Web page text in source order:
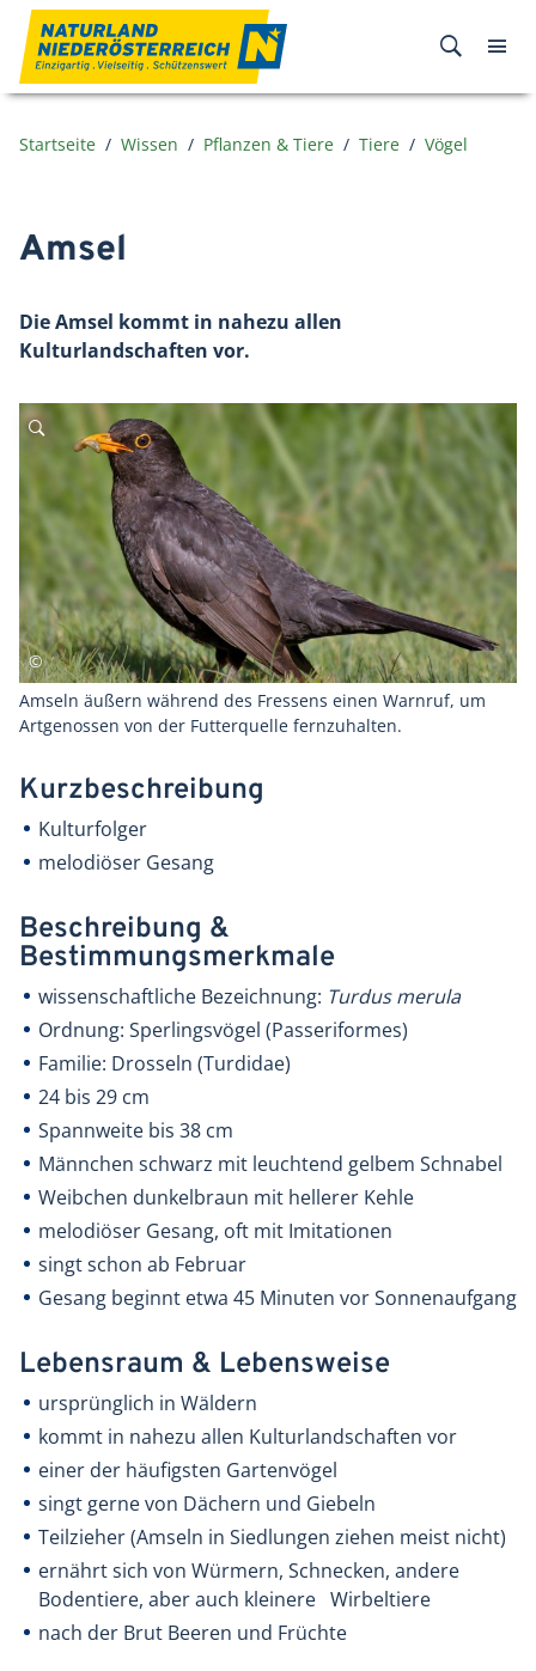
Zum Inhalt
Startseite Wissen Pflanzen & Tiere Tiere Vögel
Amsel
Die Amsel kommt in nahezu allen
Kulturlandschaften vor.
Amseln äußern während des Fressens einen Warnruf, um
Artgenossen von der Futterquelle fernzuhalten.
Kurzbeschreibung
Kulturfolger
melodiöser Gesang
Beschreibung &
Bestimmungsmerkmale
wissenschaftliche Bezeichnung: Turdus merula
Ordnung: Sperlingsvögel (Passeriformes)
Familie: Drosseln (Turdidae)
24 bis 29 cm
Spannweite bis 38 cm
Männchen schwarz mit leuchtend gelbem Schnabel
Weibchen dunkelbraun mit hellerer Kehle
melodiöser Gesang, oft mit Imitationen
singt schon ab Februar
Gesang beginnt etwa 45 Minuten vor Sonnenaufgang
Lebensraum & Lebensweise
ursprünglich in Wäldern
kommt in nahezu allen Kulturlandschaften vor
einer der häufigsten Gartenvögel
singt gerne von Dächern und Giebeln
Teilzieher (Amseln in Siedlungen ziehen meist nicht)
ernährt sich von Würmern, Schnecken, andere
Bodentiere, aber auch kleinere Wirbeltiere
nach der Brut Beeren und Früchte